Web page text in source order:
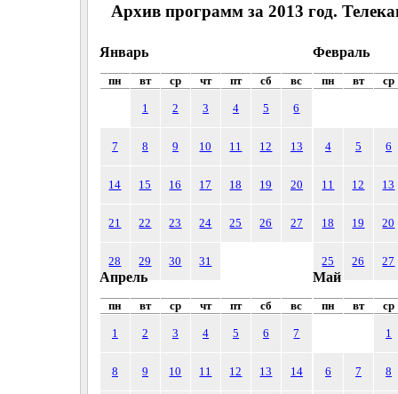
Архив программ за 2013 год.
Январь
пн вт ср чт пт сб вс
1 2 3 4 5 6
7 8 9 10 11 12 13
14 15 16 17 18 19 20
21 22 23 24 25 26 27
28 29 30 31
Февраль
пн вт ср
4 5 6
11 12 13
18 19 20
25 26 27
Апрель
пн вт ср чт пт сб вс
1 2 3 4 5 6 7
8 9 10 11 12 13 14
Май
пн вт ср
1
6 7 8